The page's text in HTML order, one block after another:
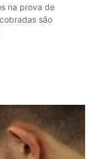
na prova de
são